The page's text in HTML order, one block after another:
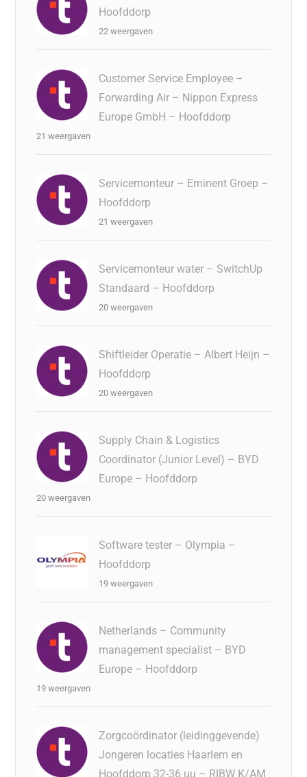
Hoofddorp
22 weergaven
Customer Service Employee –
Forwarding Air – Nippon Express
Europe GmbH – Hoofddorp
21 weergaven
Servicemonteur – Eminent Groep –
Hoofddorp
21 weergaven
Servicemonteur water – SwitchUp
Standaard – Hoofddorp
20 weergaven
Shiftleider Operatie – Albert Heijn –
Hoofddorp
20 weergaven
Supply Chain & Logistics
Coordinator (Junior Level) – BYD
Europe – Hoofddorp
20 weergaven
Software tester – Olympia –
Hoofddorp
19 weergaven
Netherlands – Community
management specialist – BYD
Europe – Hoofddorp
19 weergaven
Zorgcoördinator (leidinggevende)
Jongeren locaties Haarlem en
Hoofddorp 32-36 uu – RIBW K/AM